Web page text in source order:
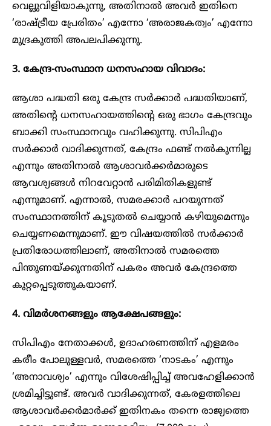
വെല്ലുവിളിയാകുന്നു, അതിനാൽ അവർ ഇതിനെ
‘രാഷ്ട്രീയ പ്രേരിതം’ എന്നോ ‘അരാജകത്വം’ എന്നോ
മുദ്രകുത്തി അപലപിക്കുന്നു.
3. കേന്ദ്ര-സംസ്ഥാന ധനസഹായ വിവാദം:
ആശാ പദ്ധതി ഒരു കേന്ദ്ര സർക്കാർ പദ്ധതിയാണ്,
അതിന്റെ ധനസഹായത്തിന്റെ ഒരു ഭാഗം കേന്ദ്രവും
ബാക്കി സംസ്ഥാനവും വഹിക്കുന്നു. സിപിഎം
സർക്കാർ വാദിക്കുന്നത്, കേന്ദ്രം ഫണ്ട് നൽകുന്നില്ല
എന്നും അതിനാൽ ആശാവർക്കർമാരുടെ
ആവശ്യങ്ങൾ നിറവേറ്റാൻ പരിമിതികളുണ്ട്
എന്നുമാണ്. എന്നാൽ, സമരക്കാർ പറയുന്നത്
സംസ്ഥാനത്തിന് കൂടുതൽ ചെയ്യാൻ കഴിയുമെന്നും
ചെയ്യണമെന്നുമാണ്. ഈ വിഷയത്തിൽ സർക്കാർ
പ്രതിരോധത്തിലാണ്, അതിനാൽ സമരത്തെ
പിന്തുണയ്ക്കുന്നതിന് പകരം അവർ കേന്ദ്രത്തെ
കുറ്റപ്പെടുത്തുകയാണ്.
4. വിമർശനങ്ങളും ആക്ഷേപങ്ങളും:
സിപിഎം നേതാക്കൾ, ഉദാഹരണത്തിന് എളമരം
കരീം പോലുള്ളവർ, സമരത്തെ ‘നാടകം’ എന്നും
‘അനാവശ്യം’ എന്നും വിശേഷിപ്പിച്ച് അവഹേളിക്കാൻ
ശ്രമിച്ചിട്ടുണ്ട്. അവർ വാദിക്കുന്നത്, കേരളത്തിലെ
ആശാവർക്കർമാർക്ക് ഇതിനകം തന്നെ രാജ്യത്തെ